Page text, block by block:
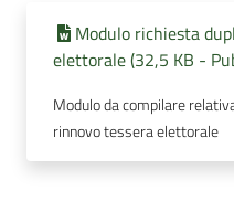
Modulo richiesta
elettorale (32,5 KB -
Modulo da compilare
rinnovo tessera elettorale